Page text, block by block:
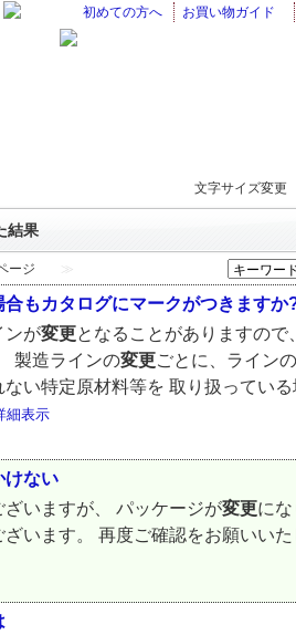
初めての方へ お買い物ガイド
文字サイズ変更
結果
ージ ≫
もカタログにマークがつきますか
ンが変更となることがありますので
製造ラインの変更ごとに、ライン
い特定原材料等を 取り扱ってい
細表示
けない
いますが、 パッケージが変更にな
います。 再度ご確認をお願いいた